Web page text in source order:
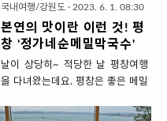
한잔하기 좋은 코스이지요. 근처에
흥정계곡, 맛집 많은 봉평시장..
올림픽 당시 숙소로 이용되어서 그
런지 다른 도시지점과 달리 편의시
설이 더~더~더~ 잘 되어있더라고
요. 라마다호텔 등급 중 최상급인
았습니다. (룸은 확실히.. 프라자급
국내여행/강원도 · 2023. 6. 1. 08:30
본연의 맛이란 이런 것! 평
창 '정가네순메밀막국수'
날이 상당히~ 적당한 날 평창여행
을 다녀왔는데요. 평창은 좋은 메밀
유명합니다. 벌써부터 여름이 연상